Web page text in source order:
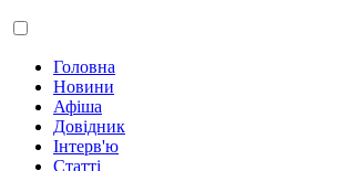
Головна
Новини
Афіша
Довідник
Інтерв'ю
Статті